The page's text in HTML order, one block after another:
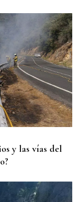
y las vías del